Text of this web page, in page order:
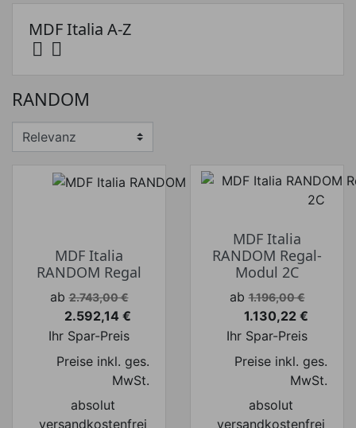
Preis von
MDF Italia A-Z
 
RANDOM
MDF Italia
RANDOM Regal
Verkaufspreis
ab 2.743,00 €
Preis
2.592,14 €
Ihr Spar-Preis
Preise inkl. ges.
MwSt.
absolut
versandkostenfrei
MDF Italia
RANDOM Regal-
Modul 2C
Verkaufspreis
ab 1.196,00 €
Preis
1.130,22 €
Ihr Spar-Preis
Preise inkl. ges.
MwSt.
absolut
versandkostenfrei